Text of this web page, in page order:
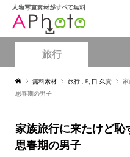
旅行
無料素材 旅行 町口 久貴
家
思春期の男子
家族旅行に来たけど
思春期の男子